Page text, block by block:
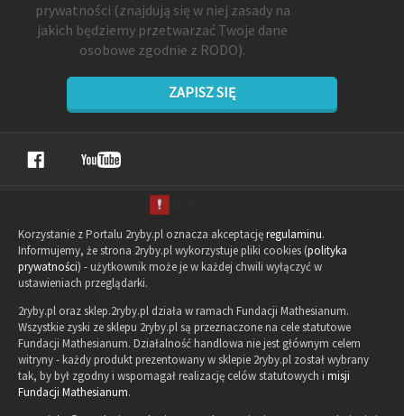
prywatności (znajdują się w niej zasady na
jakich będziemy przetwarzać Twoje dane
osobowe zgodnie z RODO).
ZAPISZ SIĘ
Korzystanie z Portalu 2ryby.pl oznacza akceptacjęregulaminu.
Informujemy, że strona 2ryby.pl wykorzystuje pliki cookies (polityka
prywatności) - użytkownik może je w każdej chwili wyłączyć w
ustawieniach przeglądarki.
2ryby.pl oraz sklep.2ryby.pl działa w ramach Fundacji Mathesianum.
Wszystkie zyski ze sklepu 2ryby.pl są przeznaczone na cele statutowe
Fundacji Mathesianum. Działalność handlowa nie jest głównym celem
witryny - każdy produkt prezentowany w sklepie 2ryby.pl został wybrany
tak, by był zgodny i wspomagał realizację celów statutowych i misji
Fundacji Mathesianum.